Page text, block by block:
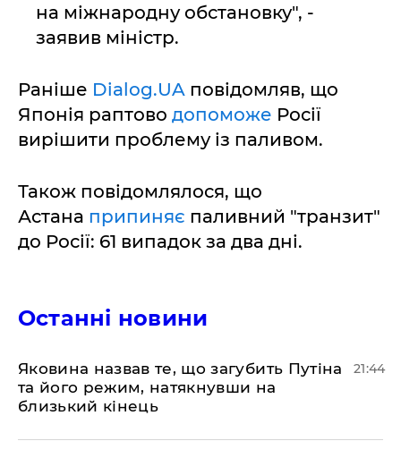
на міжнародну обстановку", -
заявив міністр.
Раніше Dialog.UA повідомляв, що
Японія раптово допоможе Росії
вирішити проблему із паливом.
Також повідомлялося, що
Астана припиняє паливний "транзит"
до Росії: 61 випадок за два дні.
Останні новини
Яковина назвав те, що загубить Путіна
та його режим, натякнувши на
близький кінець
21:44